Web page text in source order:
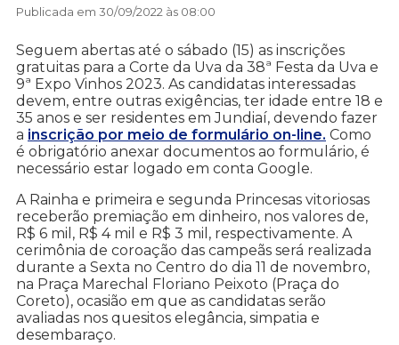
Publicada em 30/09/2022 às 08:00
Seguem abertas até o sábado (15) as inscrições
gratuitas para a Corte da Uva da 38ª Festa da Uva e
9ª Expo Vinhos 2023. As candidatas interessadas
devem, entre outras exigências, ter idade entre 18 e
35 anos e ser residentes em Jundiaí, devendo fazer
a inscrição por meio de formulário on-line. Como
é obrigatório anexar documentos ao formulário, é
necessário estar logado em conta Google.
A Rainha e primeira e segunda Princesas vitoriosas
receberão premiação em dinheiro, nos valores de,
R$ 6 mil, R$ 4 mil e R$ 3 mil, respectivamente. A
cerimônia de coroação das campeãs será realizada
durante a Sexta no Centro do dia 11 de novembro,
na Praça Marechal Floriano Peixoto (Praça do
Coreto), ocasião em que as candidatas serão
avaliadas nos quesitos elegância, simpatia e
desembaraço.